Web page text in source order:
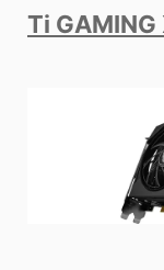
Ti GAMING